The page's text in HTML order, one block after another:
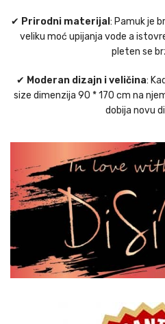
✔ Prirodni materijal : Pamuk je
veliku moć upijanja vode a
pleten se
✔ Moderan dizajn i veličina:
size dimenzija 90 * 170 cm na
dobija novu